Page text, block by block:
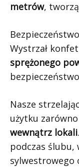
metrów,
Wystrzał
sprężonego
Nasze
użytku zarówno
wewnątrz lokali
podczas ślubu,
sylwestrowego